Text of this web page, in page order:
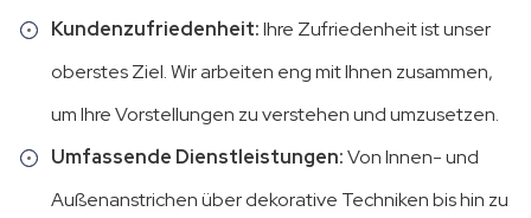
Kundenzufriedenheit:Ihre Zufriedenheit ist unser
oberstes Ziel. Wir arbeiten eng mit Ihnen zusammen,
um Ihre Vorstellungen zu verstehen und umzusetzen.
Umfassende Dienstleistungen:Von Innen- und
Außenanstrichen über dekorative Techniken bis hin zu